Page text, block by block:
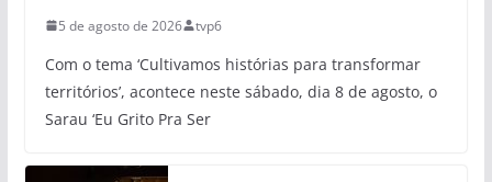
5 de agosto de 2026 tvp6
Com o tema ‘Cultivamos histórias para transformar
territórios’, acontece neste sábado, dia 8 de agosto, o
Sarau ‘Eu Grito Pra Ser